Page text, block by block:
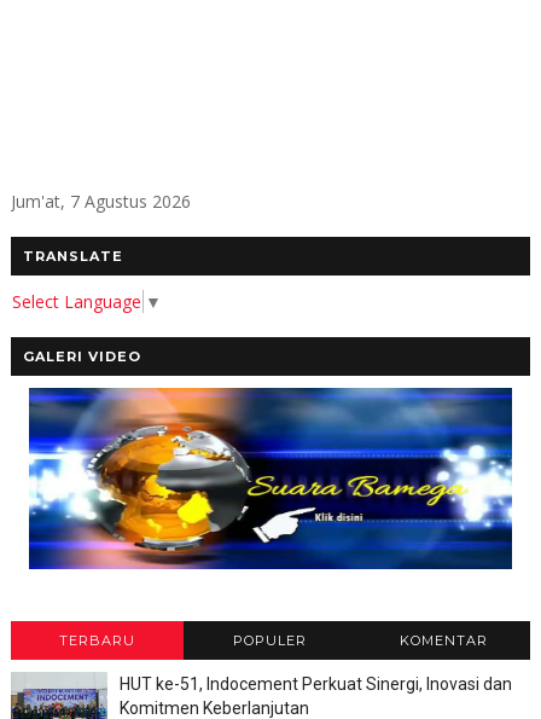
Jum'at, 7 Agustus 2026
TRANSLATE
Select Language ▼
GALERI VIDEO
TERBARU POPULER KOMENTAR
HUT ke-51, Indocement Perkuat Sinergi, Inovasi dan
Komitmen Keberlanjutan